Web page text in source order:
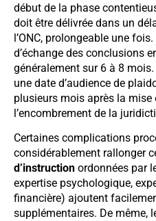
début de la phase
doit être délivrée dans un
l’ONC, prolongeable une
d’échange des conclusions
généralement sur 6 à 8
une date d’audience de
plusieurs mois après la mise
l’encombrement de la
Certaines complications
considérablement rallonger
d’instruction ordonnées par
expertise psychologique,
financière) ajoutent
supplémentaires. De même,